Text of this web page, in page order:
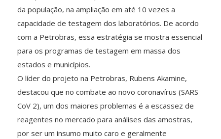
da população, na ampliação em até 10 vezes a
capacidade de testagem dos laboratórios. De acordo
com a Petrobras, essa estratégia se mostra essencial
para os programas de testagem em massa dos
estados e municípios.
O líder do projeto na Petrobras, Rubens Akamine,
destacou que no combate ao novo coronavírus (SARS
CoV 2), um dos maiores problemas é a escassez de
reagentes no mercado para análises das amostras,
por ser um insumo muito caro e geralmente